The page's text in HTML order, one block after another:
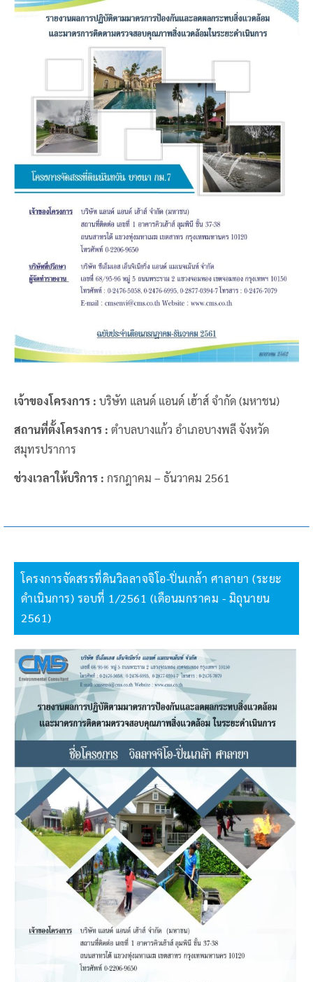
เจ้าของโครงการ : บริษัท แลนด์ แอนด์ เฮ้าส์ จำกัด (มหาชน)
สถานที่ตั้งโครงการ : ตำบลบางแก้ว อำเภอบางพลี จังหวัด
สมุทรปราการ
ช่วงเวลาให้บริการ : กรกฎาคม – ธันวาคม 2561
โครงการจัดสรรที่ดินวิลลาจจิโอ-ปิ่นเกล้า ศาลายา (ระยะ
ดำเนินการ) รอบที่ 1/2561 (เดือนมกราคม - มิถุนายน
2561)